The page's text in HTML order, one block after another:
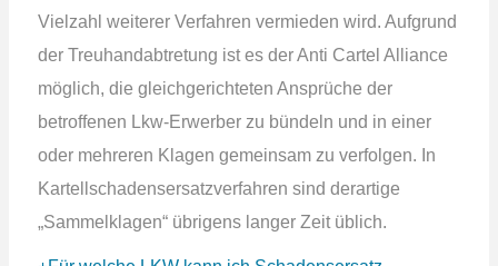
Vielzahl weiterer Verfahren vermieden wird. Aufgrund
der Treuhandabtretung ist es der Anti Cartel Alliance
möglich, die gleichgerichteten Ansprüche der
betroffenen Lkw-Erwerber zu bündeln und in einer
oder mehreren Klagen gemeinsam zu verfolgen. In
Kartellschadensersatzverfahren sind derartige
„Sammelklagen“ übrigens langer Zeit üblich.